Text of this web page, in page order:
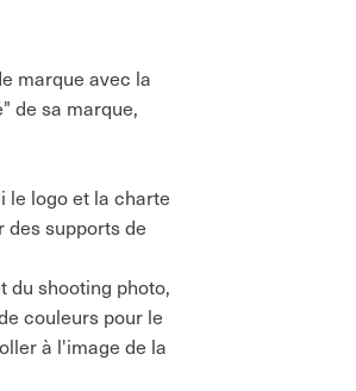
marque avec la
de sa marque,
le logo et la charte
des supports de
du shooting photo,
couleurs pour le
à l'image de la